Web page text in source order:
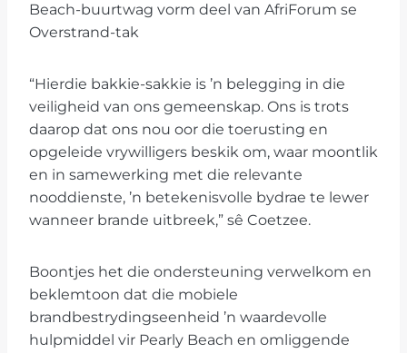
Beach-buurtwag vorm deel van AfriForum se
Overstrand-tak
“Hierdie bakkie-sakkie is ’n belegging in die
veiligheid van ons gemeenskap. Ons is trots
daarop dat ons nou oor die toerusting en
opgeleide vrywilligers beskik om, waar moontlik
en in samewerking met die relevante
nooddienste, ’n betekenisvolle bydrae te lewer
wanneer brande uitbreek,” sê Coetzee.
Boontjes het die ondersteuning verwelkom en
beklemtoon dat die mobiele
brandbestrydingseenheid ’n waardevolle
hulpmiddel vir Pearly Beach en omliggende